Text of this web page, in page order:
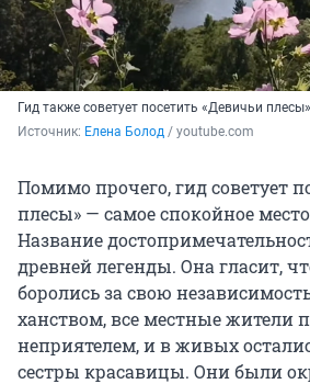
Гид также советует посетить «Девичьи
Источник: Елена Болод / youtube.com
Помимо прочего, гид советует
плесы» — самое спокойное
Название
древней легенды. Она гласит,
боролись за свою
ханством, все местные жители
неприятелем, и в живых
сестры красавицы. Они были